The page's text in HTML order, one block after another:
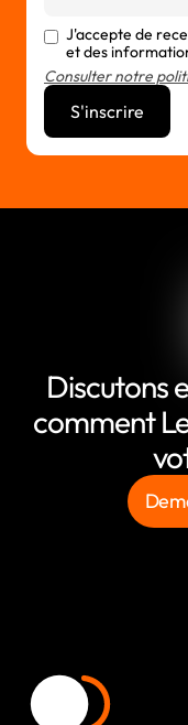
J'accepte de
et des
Consulter notre
Discutons
comment